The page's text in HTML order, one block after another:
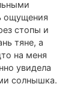
ощущения
стопы и
тяне, а
на меня
увидела
солнышка.